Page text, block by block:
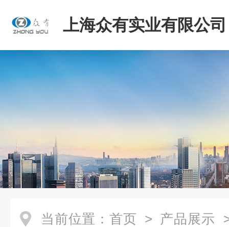
上海众有实业有限公司
当前位置： 首页 > 产品展示